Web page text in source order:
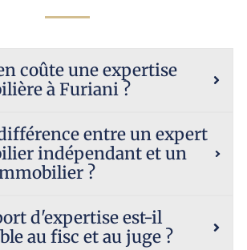
coûte une expertise
à Furiani ?
entre un expert
indépendant et un
?
d'expertise est-il
au fisc et au juge ?